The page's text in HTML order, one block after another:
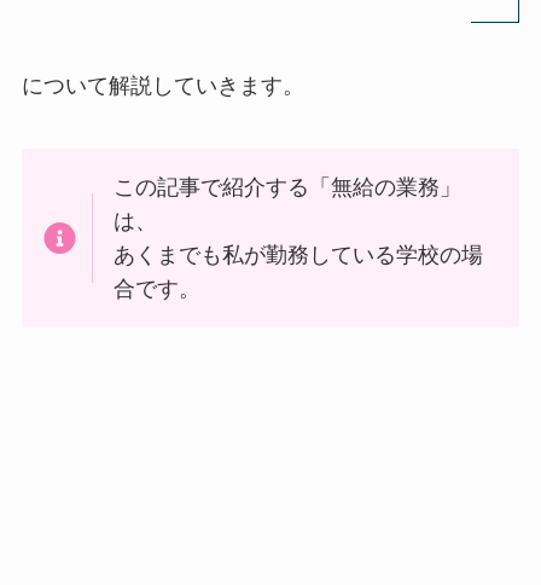
について解説していきます。
この記事で紹介する「無給の業務」
は、
あくまでも私が勤務している学校の場
合です。